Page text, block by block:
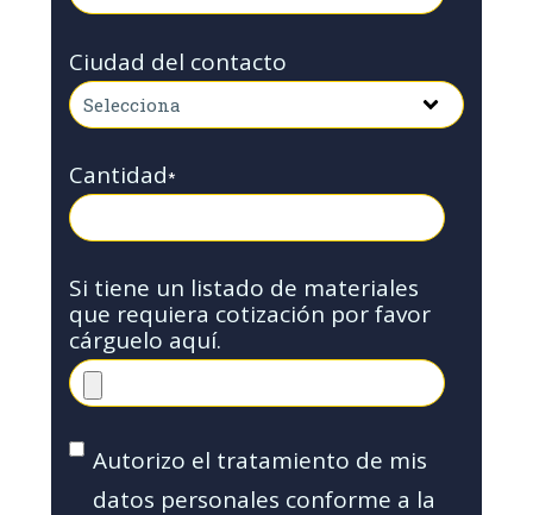
Ciudad del contacto
Cantidad*
Si tiene un listado de materiales
que requiera cotización por favor
cárguelo aquí.
Autorizo el tratamiento de mis
datos personales conforme a la